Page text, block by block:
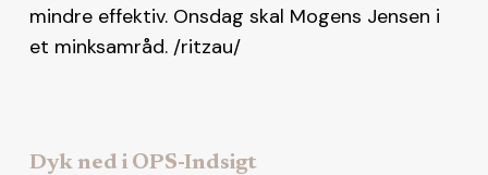
mindre effektiv. Onsdag skal Mogens Jensen i
et minksamråd. /ritzau/
Dyk ned i OPS-Indsigt